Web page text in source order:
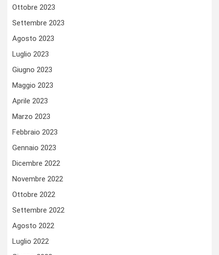
Ottobre 2023
Settembre 2023
Agosto 2023
Luglio 2023
Giugno 2023
Maggio 2023
Aprile 2023
Marzo 2023
Febbraio 2023
Gennaio 2023
Dicembre 2022
Novembre 2022
Ottobre 2022
Settembre 2022
Agosto 2022
Luglio 2022